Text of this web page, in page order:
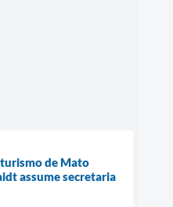
de Mato
assume secretaria